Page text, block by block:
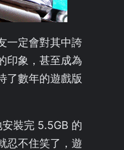
一定會對其中誇
印象，甚至成為
了數年的遊戲版
裝完 5.5GB 的
忍不住笑了，遊